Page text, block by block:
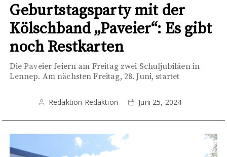
Geburtstagsparty mit der
Kölschband „Paveier“: Es gibt
noch Restkarten
Die Paveier feiern am Freitag zwei Schuljubiläen in
Lennep. Am nächsten Freitag, 28. Juni, startet
Redaktion Redaktion Juni 25, 2024